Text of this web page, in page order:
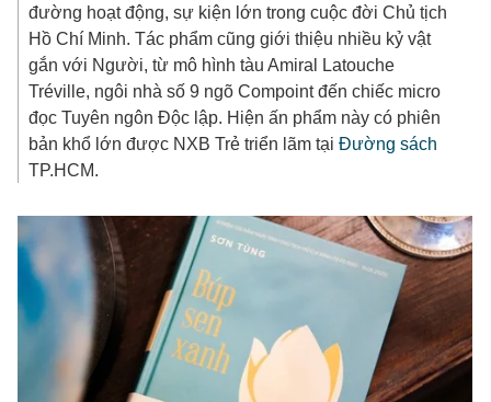
đường hoạt động, sự kiện lớn trong cuộc đời Chủ tịch
Hồ Chí Minh. Tác phẩm cũng giới thiệu nhiều kỷ vật
gắn với Người, từ mô hình tàu Amiral Latouche
Tréville, ngôi nhà số 9 ngõ Compoint đến chiếc micro
đọc Tuyên ngôn Độc lập. Hiện ấn phẩm này có phiên
bản khổ lớn được NXB Trẻ triển lãm tạiĐường sách
TP.HCM.